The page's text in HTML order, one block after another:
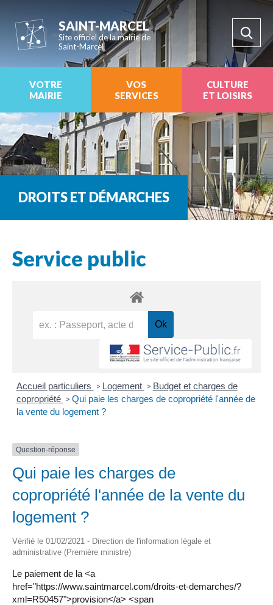
SAINT-MARCEL
Site officiel de la mairie de
Saint-Marcel
VOTRE
MAIRIE
VOS
SERVICES
CULTURE
ET LOISIRS
DROITS ET DÉMARCHES
Service public
Accueil particuliers > Logement > Budget et charges de
copropriété > Qui paie les charges de copropriété l'année de
la vente du logement ?
Question-réponse
Qui paie les charges de
copropriété l'année de la vente du
logement ?
Vérifié le 01/02/2021 - Direction de l'information légale et
administrative (Première ministre)
Le paiement de la <a
href="https://www.saintmarcel.com/droits-et-demarches/?
xml=R50457">provision</a> <span